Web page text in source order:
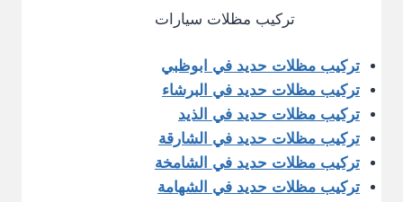
تركيب مظلات سيارات
تركيب مظلات حديد في ابوظبي
تركيب مظلات حديد في البرشاء
تركيب مظلات حديد في الذيد
تركيب مظلات حديد في الشارقة
تركيب مظلات حديد في الشامخة
تركيب مظلات حديد في الشهامة